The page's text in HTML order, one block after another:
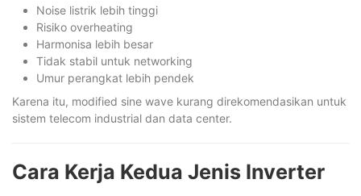
Noise listrik lebih tinggi
Risiko overheating
Harmonisa lebih besar
Tidak stabil untuk networking
Umur perangkat lebih pendek
Karena itu, modified sine wave kurang direkomendasikan untuk
sistem telecom industrial dan data center.
Cara Kerja Kedua Jenis Inverter